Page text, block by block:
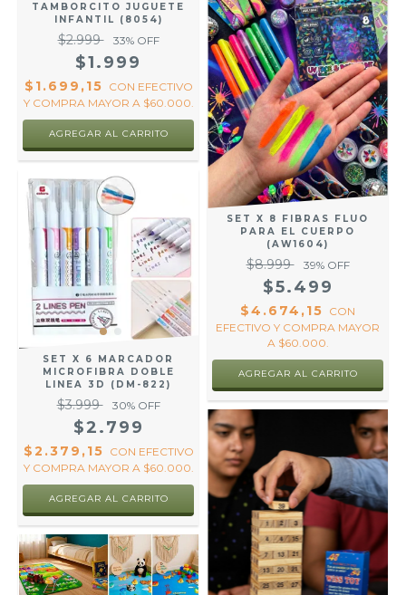
TAMBORCITO JUGUETE
INFANTIL (8054)
$2.999 33% OFF
$1.999
$1.699,15 CON EFECTIVO
Y COMPRA MAYOR A $60.000.
SET X 6 MARCADOR
MICROFIBRA DOBLE
LINEA 3D (DM-822)
$3.999 30% OFF
$2.799
$2.379,15 CON EFECTIVO
Y COMPRA MAYOR A $60.000.
SET X 8 FIBRAS FLUO
PARA EL CUERPO
(AW1604)
$8.999 39% OFF
$5.499
$4.674,15 CON
EFECTIVO Y COMPRA MAYOR
A $60.000.